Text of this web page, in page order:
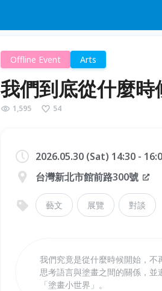
Offline Event Arts
我們到底從什麼
1,595 54
2026.05.30 (Sat) 14:30 -
台灣新北市館前路300號
藝文 展覽 對談
我們究竟是從什麼時候開始，
思考語言與塗畫之間的關係，
「塗畫小世界」。